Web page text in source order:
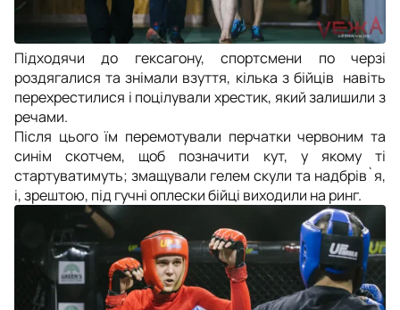
Підходячи до гексагону, спортсмени по черзі
роздягалися та знімали взуття, кілька з бійців навіть
перехрестилися і поцілували хрестик, який залишили з
речами.
Після цього їм перемотували перчатки червоним та
синім скотчем, щоб позначити кут, у якому ті
стартуватимуть; змащували гелем скули та надбрів`я,
і, зрештою, під гучні оплески бійці виходили на ринг.